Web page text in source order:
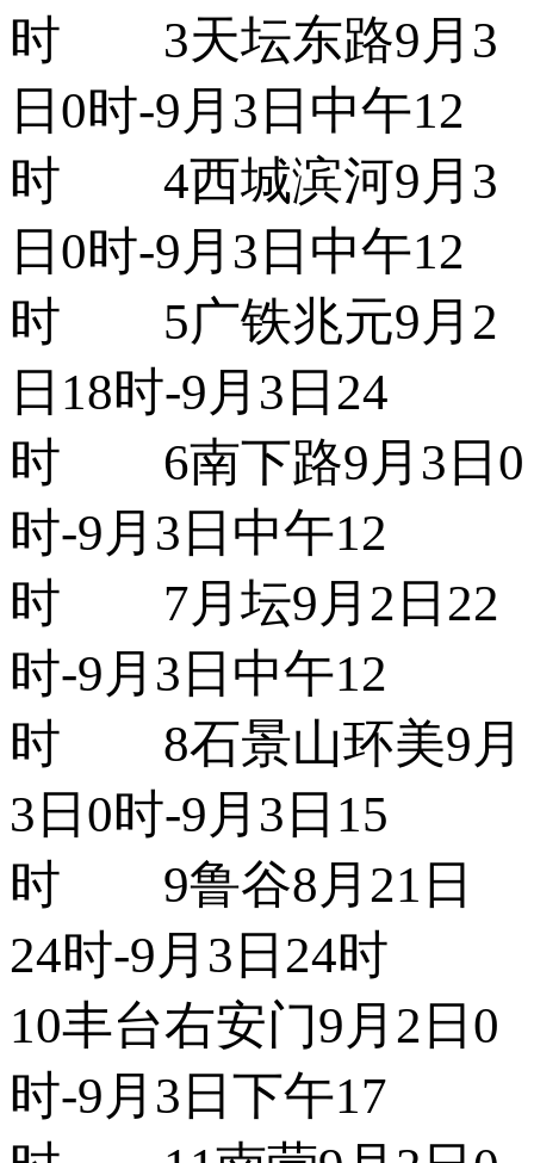
时 3天坛东路9月3
日0时-9月3日中午12
时 4西城滨河9月3
日0时-9月3日中午12
时 5广铁兆元9月2
日18时-9月3日24
时 6南下路9月3日0
时-9月3日中午12
时 7月坛9月2日22
时-9月3日中午12
时 8石景山环美9月
3日0时-9月3日15
时 9鲁谷8月21日
24时-9月3日24时
10丰台右安门9月2日0
时-9月3日下午17